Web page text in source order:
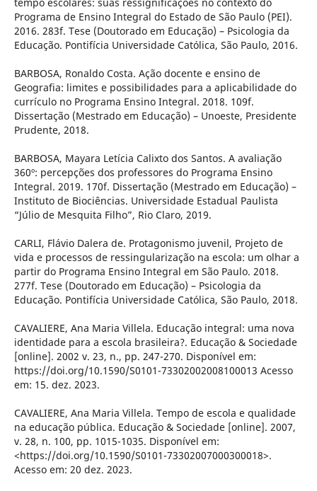
Programa de Ensino Integral do Estado de São Paulo (PEI).
2016. 283f. Tese (Doutorado em Educação) – Psicologia da
Educação. Pontifícia Universidade Católica, São Paulo, 2016.
BARBOSA, Ronaldo Costa. Ação docente e ensino de
Geografia: limites e possibilidades para a aplicabilidade do
currículo no Programa Ensino Integral. 2018. 109f.
Dissertação (Mestrado em Educação) – Unoeste, Presidente
Prudente, 2018.
BARBOSA, Mayara Letícia Calixto dos Santos. A avaliação
360º: percepções dos professores do Programa Ensino
Integral. 2019. 170f. Dissertação (Mestrado em Educação) –
Instituto de Biociências. Universidade Estadual Paulista
“Júlio de Mesquita Filho”, Rio Claro, 2019.
CARLI, Flávio Dalera de. Protagonismo juvenil, Projeto de
vida e processos de ressingularização na escola: um olhar a
partir do Programa Ensino Integral em São Paulo. 2018.
277f. Tese (Doutorado em Educação) – Psicologia da
Educação. Pontifícia Universidade Católica, São Paulo, 2018.
CAVALIERE, Ana Maria Villela. Educação integral: uma nova
identidade para a escola brasileira?. Educação & Sociedade
[online]. 2002 v. 23, n., pp. 247-270. Disponível em:
https://doi.org/10.1590/S0101-73302002008100013 Acesso
em: 15. dez. 2023.
CAVALIERE, Ana Maria Villela. Tempo de escola e qualidade
na educação pública. Educação & Sociedade [online]. 2007,
v. 28, n. 100, pp. 1015-1035. Disponível em:
<https://doi.org/10.1590/S0101-73302007000300018>.
Acesso em: 20 dez. 2023.